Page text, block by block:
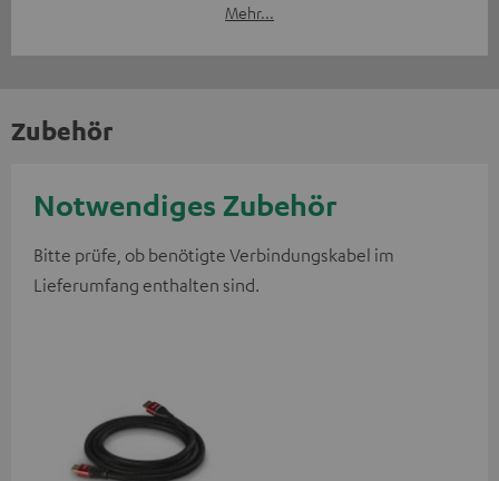
Mehr...
Zubehör
Notwendiges Zubehör
Bitte prüfe, ob benötigte Verbindungskabel im
Lieferumfang enthalten sind.